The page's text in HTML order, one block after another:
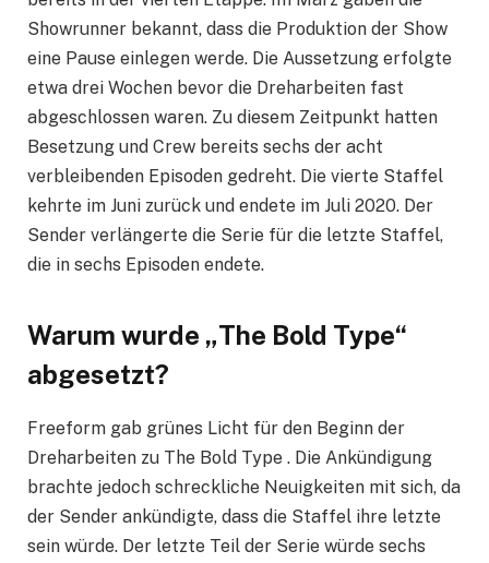
Showrunner bekannt, dass die Produktion der Show
eine Pause einlegen werde. Die Aussetzung erfolgte
etwa drei Wochen bevor die Dreharbeiten fast
abgeschlossen waren. Zu diesem Zeitpunkt hatten
Besetzung und Crew bereits sechs der acht
verbleibenden Episoden gedreht. Die vierte Staffel
kehrte im Juni zurück und endete im Juli 2020. Der
Sender verlängerte die Serie für die letzte Staffel,
die in sechs Episoden endete.
Warum wurde „The Bold Type“
abgesetzt?
Freeform gab grünes Licht für den Beginn der
Dreharbeiten zu The Bold Type . Die Ankündigung
brachte jedoch schreckliche Neuigkeiten mit sich, da
der Sender ankündigte, dass die Staffel ihre letzte
sein würde. Der letzte Teil der Serie würde sechs